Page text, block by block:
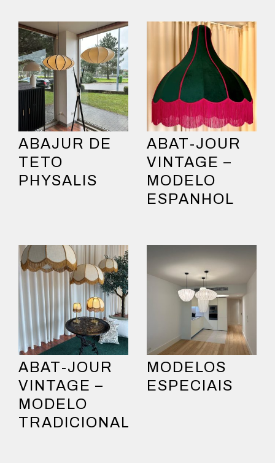
ABAJUR DE
TETO
PHYSALIS
ABAT-JOUR
VINTAGE –
MODELO
ESPANHOL
ABAT-JOUR
VINTAGE –
MODELO
TRADICIONAL
MODELOS
ESPECIAIS